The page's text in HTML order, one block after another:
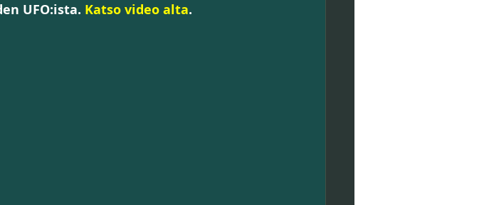
UFO:ista. Katso video alta.